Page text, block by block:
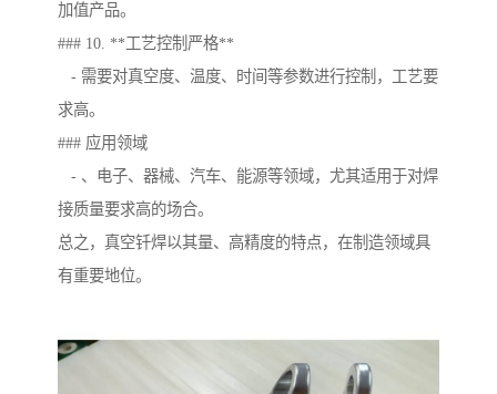
加值产品。
### 10. **工艺控制严格**
- 需要对真空度、温度、时间等参数进行控制，工艺要
求高。
### 应用领域
- 、电子、器械、汽车、能源等领域，尤其适用于对焊
接质量要求高的场合。
总之，真空钎焊以其量、高精度的特点，在制造领域具
有重要地位。